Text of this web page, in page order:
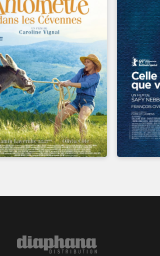
UN FILM DE
CAROLINE VIGNAL